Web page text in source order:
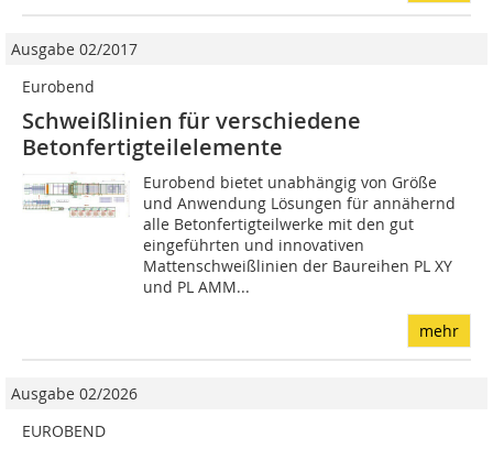
Ausgabe 02/2017
Eurobend
Schweißlinien für verschiedene
Betonfertigteilelemente
Eurobend bietet unabhängig von Größe
und Anwendung Lösungen für annähernd
alle Betonfertigteilwerke mit den gut
eingeführten und innovativen
Mattenschweißlinien der Baureihen PL XY
und PL AMM...
mehr
Ausgabe 02/2026
EUROBEND